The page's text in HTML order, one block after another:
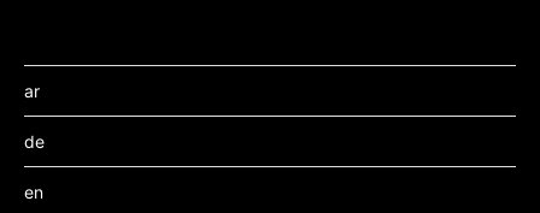
ar
de
en